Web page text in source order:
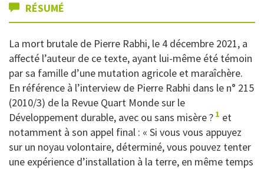
RÉSUMÉ
La mort brutale de Pierre Rabhi, le 4 décembre 2021, a
affecté l’auteur de ce texte, ayant lui-même été témoin
par sa famille d’une mutation agricole et maraîchère.
En référence à l’interview de Pierre Rabhi dans le n° 215
(2010/3) de la Revue Quart Monde sur le
Développement durable, avec ou sans misère ? 1 et
notamment à son appel final : « Si vous vous appuyez
sur un noyau volontaire, déterminé, vous pouvez tenter
une expérience d’installation à la terre, en même temps